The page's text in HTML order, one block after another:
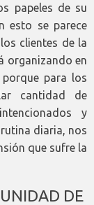
papeles de su
esto se parece
clientes de la
organizando en
para los
cantidad de
y
diaria, nos
que sufre la
DE